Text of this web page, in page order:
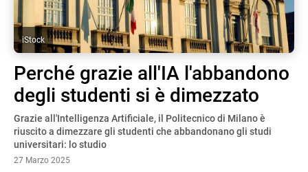
iStock
Perché grazie all'IA l'abbandono
degli studenti si è dimezzato
Grazie all'Intelligenza Artificiale, il Politecnico di Milano è
riuscito a dimezzare gli studenti che abbandonano gli studi
universitari: lo studio
27 Marzo 2025